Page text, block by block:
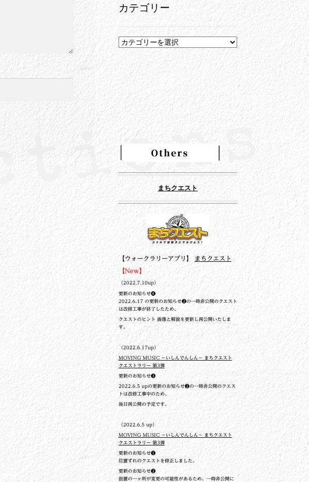
ブ
カテゴリー
カ
ー
まちクエスト
【ウォークラリーアプリ】 まちクエスト
【New】
（2022.7.10up）
更新のお知らせ❹
2022.6.17 の更新のお知らせ❷の一時非公開のクエスト
は改修工事が終了したため、
クエストのヒント 画像と解説を更新し再公開いたしま
す。
（2022.6.17up）
MOVING MUSIC ～いしんでんしん～ まちクエスト
クエストラリー 第3弾
更新のお知らせ❸
2022.6.5 upの更新のお知らせ❷の一時非公開のクエス
トは改修工事中のため、
後日再公開の予定です。
（2022.6.5 up）
MOVING MUSIC ～いしんでんしん～ まちクエスト
クエストラリー 第3弾
更新のお知らせ❶
位置ずれのクエストを修正しました。
更新のお知らせ❷
設置の一ヶ所が変更の可能性があるため、一時非公開に